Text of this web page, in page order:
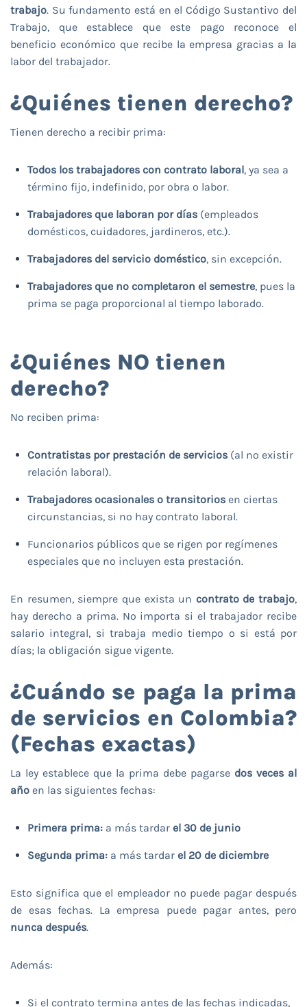
trabajo. Su fundamento está en el Código Sustantivo del
Trabajo, que establece que este pago reconoce el
beneficio económico que recibe la empresa gracias a la
labor del trabajador.
¿Quiénes tienen derecho?
Tienen derecho a recibir prima:
Todos los trabajadores con contrato laboral, ya sea a
término fijo, indefinido, por obra o labor.
Trabajadores que laboran por días (empleados
domésticos, cuidadores, jardineros, etc.).
Trabajadores del servicio doméstico, sin excepción.
Trabajadores que no completaron el semestre, pues la
prima se paga proporcional al tiempo laborado.
¿Quiénes NO tienen
derecho?
No reciben prima:
Contratistas por prestación de servicios (al no existir
relación laboral).
Trabajadores ocasionales o transitorios en ciertas
circunstancias, si no hay contrato laboral.
Funcionarios públicos que se rigen por regímenes
especiales que no incluyen esta prestación.
En resumen, siempre que exista un contrato de trabajo,
hay derecho a prima. No importa si el trabajador recibe
salario integral, si trabaja medio tiempo o si está por
días; la obligación sigue vigente.
¿Cuándo se paga la prima
de servicios en Colombia?
(Fechas exactas)
La ley establece que la prima debe pagarse dos veces al
año en las siguientes fechas:
Primera prima: a más tardar el 30 de junio
Segunda prima: a más tardar el 20 de diciembre
Esto significa que el empleador no puede pagar después
de esas fechas. La empresa puede pagar antes, pero
nunca después.
Además:
Si el contrato termina antes de las fechas indicadas,